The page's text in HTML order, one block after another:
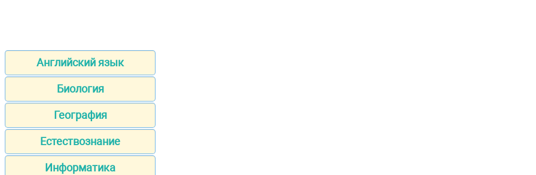
Английский язык
Биология
География
Естествознание
Информатика